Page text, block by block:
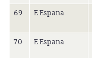
69 E Espana
70 E Espana